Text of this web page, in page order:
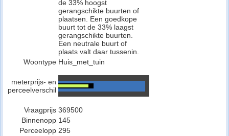
de 33% hoogst
gerangschikte buurten of
plaatsen. Een goedkope
buurt tot de 33% laagst
gerangschikte buurten.
Een neutrale buurt of
plaats valt daar tussenin.
Woontype Huis_met_tuin
meterprijs- en
perceelverschil
Vraagprijs 369500
Binnenopp 145
Perceelopp 295